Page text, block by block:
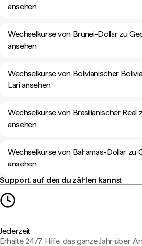
ansehen
Wechselkurse von Brunei-Dollar zu
ansehen
Wechselkurse von Bolivianischer
Lari ansehen
Wechselkurse von Brasilianischer Real
ansehen
Wechselkurse von Bahamas-Dollar zu
ansehen
Support, auf den du zählen kannst
Jederzeit
Erhalte 24/7 Hilfe, das ganze Jahr über.